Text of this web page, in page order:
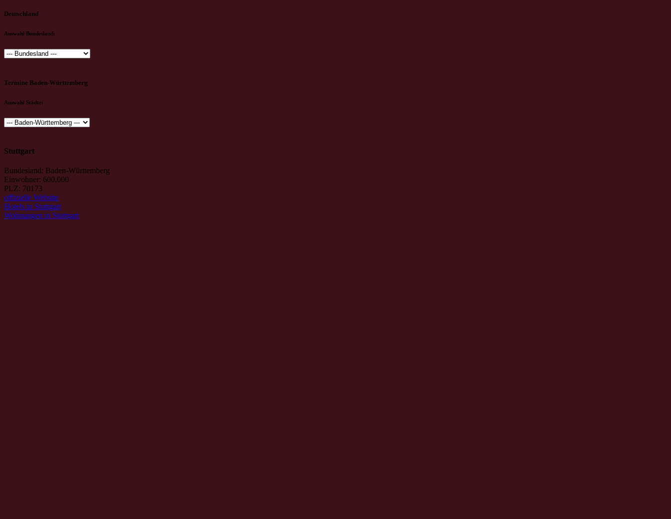
Deutschland
Auswahl Bundesland:
Termine Baden-Württemberg
Auswahl Städte:
Stuttgart
Bundesland: Baden-Württemberg
Einwohner: 600.000
PLZ: 70173
offizielle Website
Hotels in Stuttgart
Wohnungen in Stuttgart